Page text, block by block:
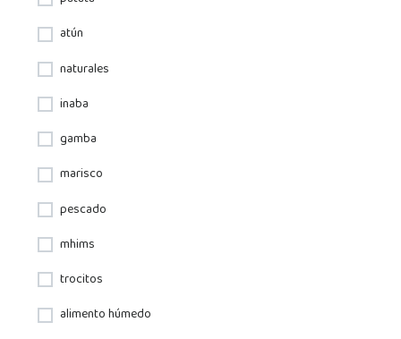
atún
naturales
inaba
gamba
marisco
pescado
mhims
trocitos
alimento húmedo